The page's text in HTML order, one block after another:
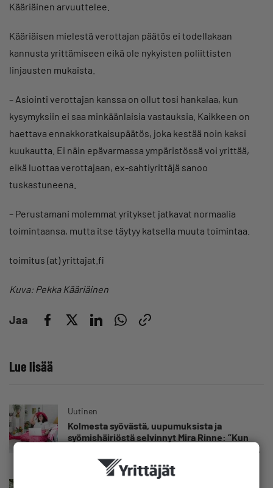
Kääriäinen arvuuttelee.
Kääriäisen mielestä verottajan päätös ei todellakaan
kannusta yrittämiseen eikä ole nykyisten poliittisten
linjausten mukaista.
– Asiointi verottajan kanssa on ollut tosi hankalaa, kun
kysymyksiin ei saa minkäänlaisia vastauksia. Kaikkeen on
haettava ennakkoratkaisupäätös, joka kestää noin kaksi
kuukautta. Ei näin epävarmassa ympäristössä voi yrittää,
eikä luottaa verottajaan, ex-sahtiyrittäjä sanoo
tuskastuneena.
– Perustamani molemmat yritykset jatkavat normaalia
toimintaansa, mutta itse täytyy katsella muuta toimintaa.
toimitus (at) yrittajat.fi
Kuva: Pekka Kääriäinen
Jaa
Lue lisää
Uutinen
Kolmesta syövästä, uupumuksista ja
syömishäiriöstä selvinnyt Mira Rinne: ”Kun
oppinut kestämään myös yrittäjyyteen
kuuluvaa epävarmuutta”